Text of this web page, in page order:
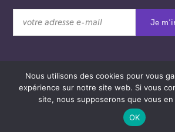
t
Je
© 2026 Saint-Merry Hors-
Theme: Felt by
Nous utilisons des cookies pour vous
expérience sur notre site web. Si vous
site, nous supposerons que vous
OK